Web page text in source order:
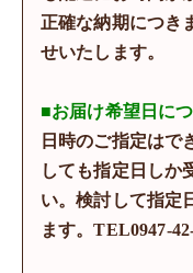
正確な納期につき
せいたします。
■お届け希望日に
日時のご指定はで
しても指定日しか
い。検討して指定
ます。TEL0947-